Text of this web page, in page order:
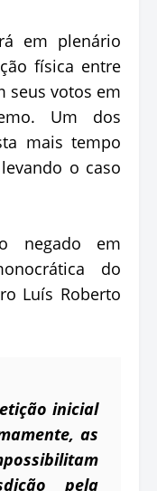
em plenário
física entre
seus votos em
Um dos
mais tempo
o caso
negado em
do
Luís Roberto
inicial
as
pela